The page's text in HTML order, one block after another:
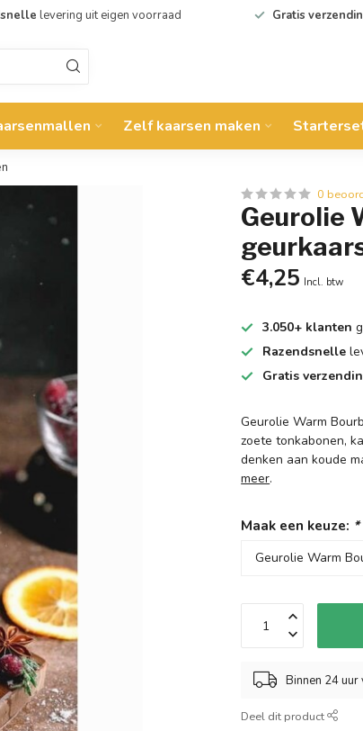
levering uit eigen voorraad Gratis
Zelf kaarsen maken
0
Geurolie
€4,25 Incl. btw
3.050+ klanten
Razendsnelle
Gratis
Geurolie Warm
zoete tonkabonen,
denken aan koude
meer.
Maak een keuze: *
Binnen 24 uur
Deel dit product